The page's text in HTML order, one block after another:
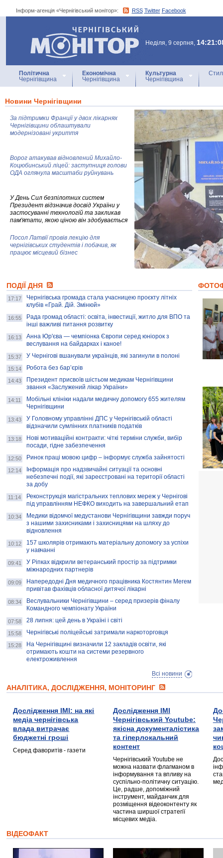
Інформ-агенція «Чернігівський монітор»: RSS Twitter Facebook
Інформ-агенція
«Чернігівський монітор»
Неділя, 9 серпня,
Політична
Чернігівщина
Економічна
Чернігівщина
Культурна
Чернігівщина
Новини Чернігівщини
За підтримки Франції у двох лікарнях
Чернігівщини облаштували
модернізовані укриття
Ворог атакував відновлений Михайло-
Коцюбинський ліцей: заступниця голови
ОДА оглянула масштаби руйнувань
У День Сил безпілотних систем
Президент відзначив досвід України у
застосуванні технологій та закликав
пам'ятати, якою ціною він здобувається
Посол Латвії провів лекцію для
чернігівських студентів і побачив, як
працює місцевий бізнес
колекцію про війну, емоції та тварин
AB InBev Efes Україна підтримала
навчальний проєкт "Молодіжна бізнес-
школа", спрямований на розвиток
підприємництва у Чернігівській області
Золота тварина: видання Forbes
написало про чернігівця Патрона: хто і
скільки на ньому заробляє? І куди
витрачають?
ПОДІЇ ДНЯ
17:17
Чернігівська громада стала учасницею проєкту літніх
клубів «Грай. Дій. Змінюй»
16:55
Рада громад області: освіта, інвестиції, житло для ВПО та
інші важливі питання розвитку
16:13
Анна Юр'єва — чемпіонка Європи серед юніорок з
веслування на байдарках і каное!
15:37 У Чернігові вшанували українців, які загинули в полоні
15:14 Робота без бар’єрів
14:43
Президент присвоїв шістьом медикам Чернігівщини
звання «Заслужений лікар України»
14:11
Мобільні клініки надали медичну допомогу 655 жителям
Чернігівщини
13:43
У Головному управлінні ДПС у Чернігівській області
відзначили сумлінних платників податків
13:18
Нові мотиваційні контракти: чіткі терміни служби, вибір
посади, гідне забезпечення
12:50 Ринок праці мовою цифр – інформує служба зайнятості
12:14
Інформація про надзвичайні ситуації та основні
небезпечні події, які зареєстровані на території області
за добу
11:14
Реконструкція магістральних теплових мереж у Чернігові
під управлінням НЕФКО виходить на завершальний етап
10:34
Медики відомчої медустанови Чернігівщини завжди поруч
з нашими захисниками і захисницями на шляху до
відновлення
10:12
157 школярів отримають матеріальну допомогу за успіхи
у навчанні
09:41
У Ріпках відкрили ветеранський простір за підтримки
міжнародних партнерів
09:09
Напередодні Дня медичного працівника Костянтин Мегем
привітав фахівців обласної дитячої лікарні
08:34
Веслувальники Чернігівщини – серед призерів фіналу
Командного чемпіонату України
07:58 28 липня: цей день в Україні і світі
15:58 Чернігівські поліцейські затримали наркоторговця
15:28
На Чернігівщині визначили 12 закладів освіти, які
отримають кошти на системи резервного
електроживлення
Всі новини
АНАЛІТИКА, ДОСЛІДЖЕННЯ, МОНІТОРИНГ
Дослідження ІМІ: на які
медіа чернігівська
влада витрачає
бюджетні гроші
Серед фаворитів - газети
Дослідження ІМІ
Чернігівський Youtube:
якісна документалістика
та гіперлокальний
контент
Чернігівський Youtube не
можна назвати флагманом в
інформування та впливу на
суспільно-політичну ситуацію.
Це, радше, допоміжний
інструмент, майданчик для
розміщення відеоконтенту як
частина ширшої стратегії
місцевих медіа.
ВІДЕОФАКТ